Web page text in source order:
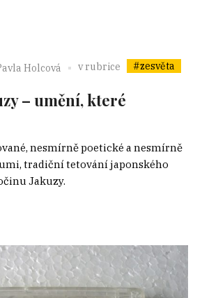
Holcová v rubrice #zesvěta
– umění, které
nesmírně poetické a nesmírně
tradiční tetování japonského
Jakuzy.